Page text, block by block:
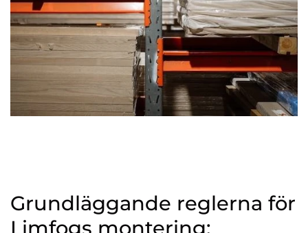
Grundläggande reglerna för
Limfogs montering: